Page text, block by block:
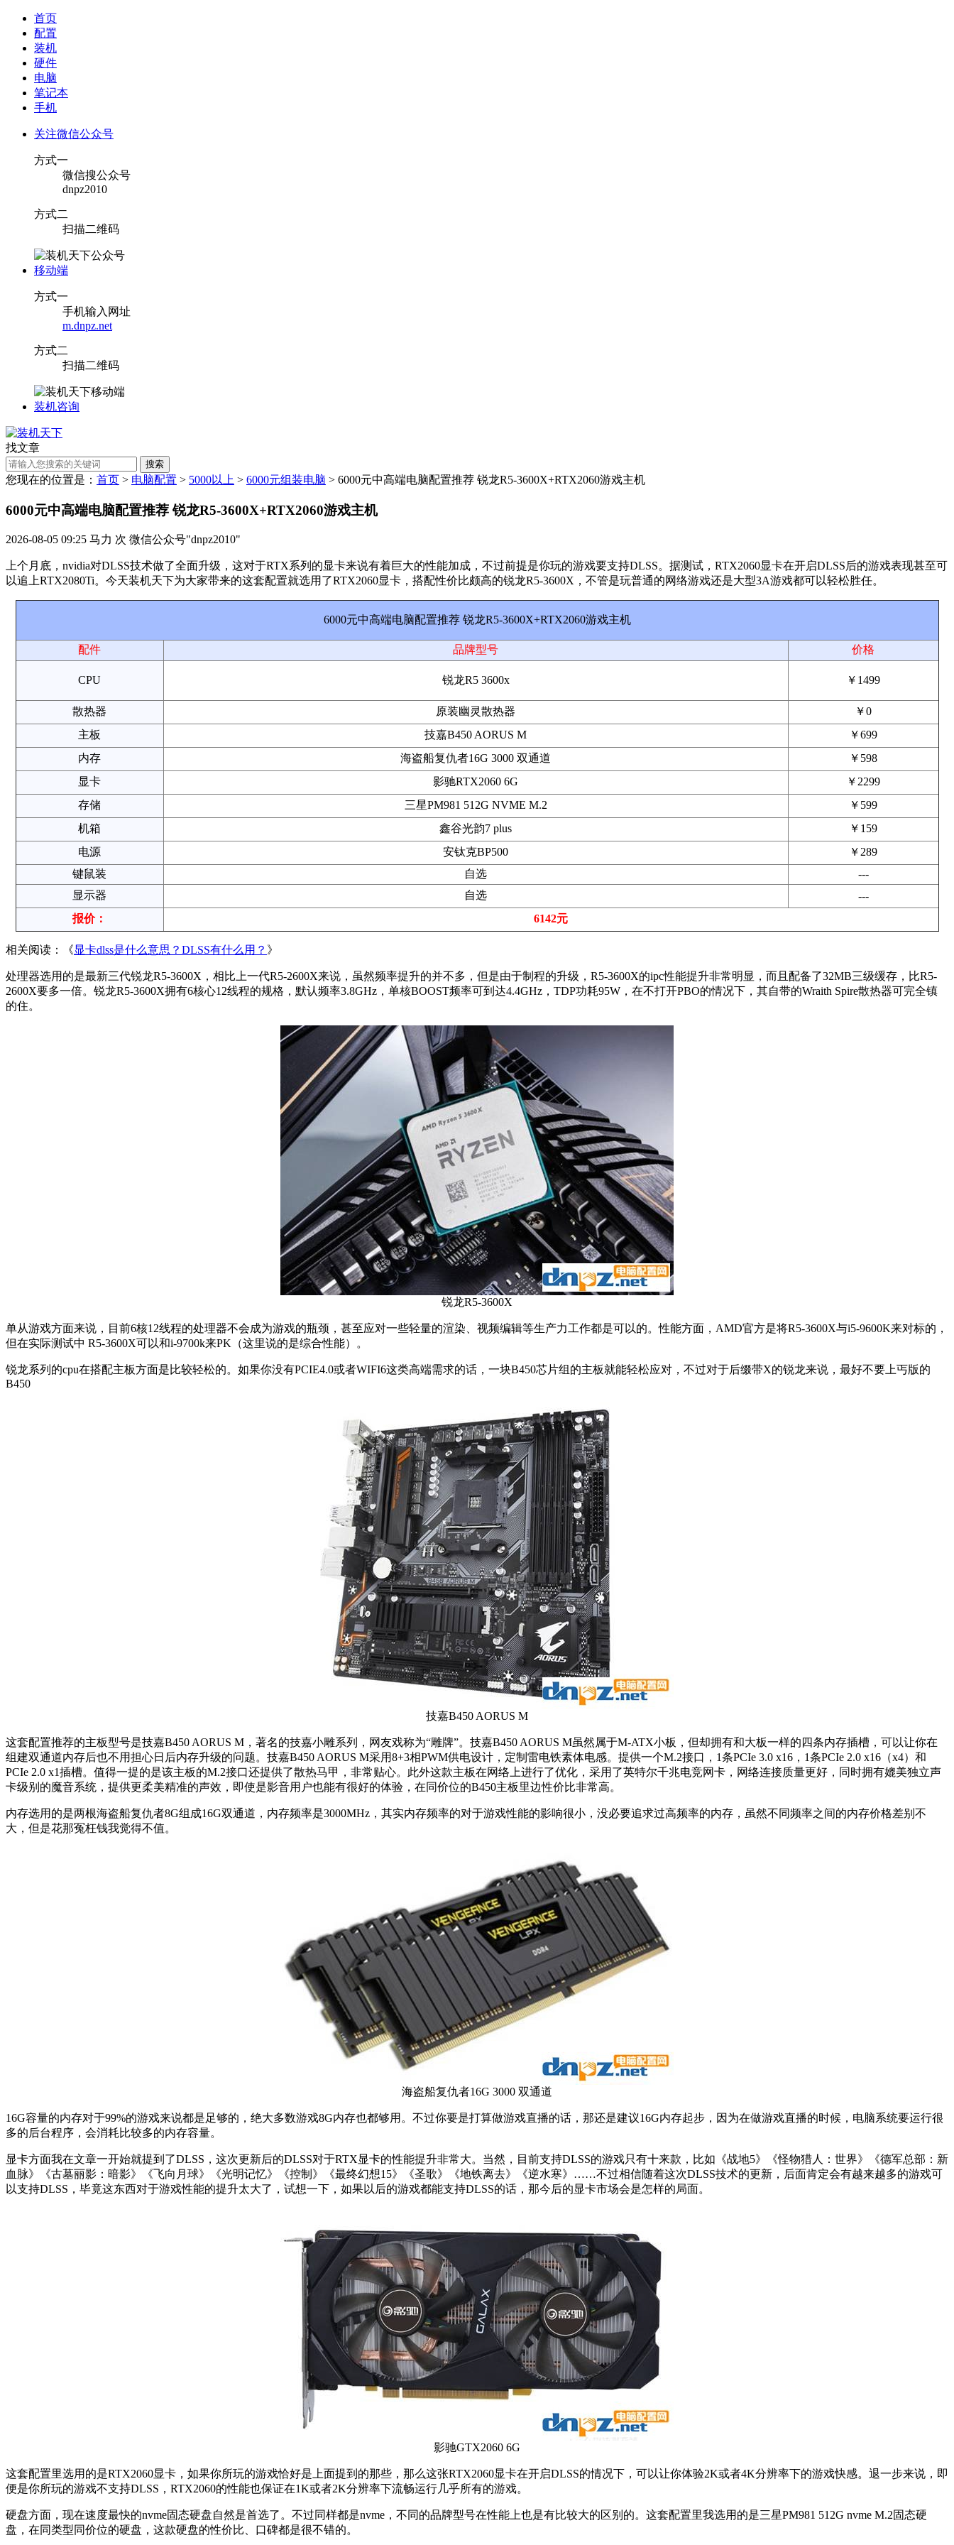
首页
配置
装机
硬件
电脑
笔记本
手机
关注微信公众号
方式一
微信搜公众号
dnpz2010
方式二
扫描二维码
移动端
方式一
手机输入网址
m.dnpz.net
方式二
扫描二维码
装机咨询
找文章
搜索
您现在的位置是： 首页 > 电脑配置 > 5000以上 > 6000元组装电脑 > 6000元中高端电脑配置推荐 锐龙R5-3600X+RTX2060游戏主机
6000元中高端电脑配置推荐 锐龙R5-3600X+RTX2060游戏主机
2026-08-05 09:25 马力 次 微信公众号"dnpz2010"
上个月底，nvidia对DLSS技术做了全面升级，这对于RTX系列的显卡来说有着巨大的性能加成，不过前提是你玩的游戏要支持DLSS。据测试，RTX2060显卡在开启DLSS后的游戏表现甚至可
以追上RTX2080Ti。今天装机天下为大家带来的这套配置就选用了RTX2060显卡，搭配性价比颇高的锐龙R5-3600X，不管是玩普通的网络游戏还是大型3A游戏都可以轻松胜任。
6000元中高端电脑配置推荐 锐龙R5-3600X+RTX2060游戏主机
配件 品牌型号 价格
CPU 锐龙R5 3600x ￥1499
散热器 原装幽灵散热器
￥0
主板
技嘉B450 AORUS M
￥699
内存
海盗船复仇者16G 3000 双通道
￥598
显卡
影驰RTX2060 6G
￥2299
存储
三星PM981 512G NVME M.2
￥599
机箱
鑫谷光韵7 plus
￥159
电源
安钛克BP500
￥289
键鼠装
自选
---
显示器
自选
---
报价：
6142元
相关阅读：《显卡dlss是什么意思？DLSS有什么用？ 》
处理器选用的是最新三代锐龙R5-3600X，相比上一代R5-2600X来说，虽然频率提升的并不多，但是由于制程的升级，R5-3600X的ipc性能提升非常明显，而且配备了32MB三级缓存，比R5-
2600X要多一倍。锐龙R5-3600X拥有6核心12线程的规格，默认频率3.8GHz，单核BOOST频率可到达4.4GHz，TDP功耗95W，在不打开PBO的情况下，其自带的Wraith Spire散热器可完全镇
的住。
锐龙R5-3600X
单从游戏方面来说，目前6核12线程的处理器不会成为游戏的瓶颈，甚至应对一些轻量的渲染、视频编辑等生产力工作都是可以的。性能方面，AMD官方是将R5-3600X与i5-9600K来对标的，
但在实际测试中 R5-3600X可以和i-9700k来PK（这里说的是综合性能）。
锐龙系列的cpu在搭配主板方面是比较轻松的。如果你没有PCIE4.0或者WIFI6这类高端需求的话，一块B450芯片组的主板就能轻松应对，不过对于后缀带X的锐龙来说，最好不要上丐版的
B450
技嘉B450 AORUS M
这套配置推荐的主板型号是技嘉B450 AORUS M，著名的技嘉小雕系列，网友戏称为“雕牌”。技嘉B450 AORUS M虽然属于M-ATX小板，但却拥有和大板一样的四条内存插槽，可以让你在
组建双通道内存后也不用担心日后内存升级的问题。技嘉B450 AORUS M采用8+3相PWM供电设计，定制雷电铁素体电感。提供一个M.2接口，1条PCIe 3.0 x16，1条PCIe 2.0 x16（x4）和
PCIe 2.0 x1插槽。值得一提的是该主板的M.2接口还提供了散热马甲，非常贴心。此外这款主板在网络上进行了优化，采用了英特尔千兆电竞网卡，网络连接质量更好，同时拥有媲美独立声
卡级别的魔音系统，提供更柔美精准的声效，即使是影音用户也能有很好的体验，在同价位的B450主板里边性价比非常高。
内存选用的是两根海盗船复仇者8G组成16G双通道，内存频率是3000MHz，其实内存频率的对于游戏性能的影响很小，没必要追求过高频率的内存，虽然不同频率之间的内存价格差别不
大，但是花那冤枉钱我觉得不值。
海盗船复仇者16G 3000 双通道
16G容量的内存对于99%的游戏来说都是足够的，绝大多数游戏8G内存也都够用。不过你要是打算做游戏直播的话，那还是建议16G内存起步，因为在做游戏直播的时候，电脑系统要运行很
多的后台程序，会消耗比较多的内存容量。
显卡方面我在文章一开始就提到了DLSS，这次更新后的DLSS对于RTX显卡的性能提升非常大。当然，目前支持DLSS的游戏只有十来款，比如《战地5》《怪物猎人：世界》《德军总部：新
血脉》《古墓丽影：暗影》《飞向月球》《光明记忆》《控制》《最终幻想15》《圣歌》《地铁离去》《逆水寒》……不过相信随着这次DLSS技术的更新，后面肯定会有越来越多的游戏可
以支持DLSS，毕竟这东西对于游戏性能的提升太大了，试想一下，如果以后的游戏都能支持DLSS的话，那今后的显卡市场会是怎样的局面。
影驰GTX2060 6G
这套配置里选用的是RTX2060显卡，如果你所玩的游戏恰好是上面提到的那些，那么这张RTX2060显卡在开启DLSS的情况下，可以让你体验2K或者4K分辨率下的游戏快感。退一步来说，即
便是你所玩的游戏不支持DLSS，RTX2060的性能也保证在1K或者2K分辨率下流畅运行几乎所有的游戏。
硬盘方面，现在速度最快的nvme固态硬盘自然是首选了。不过同样都是nvme，不同的品牌型号在性能上也是有比较大的区别的。这套配置里我选用的是三星PM981 512G nvme M.2固态硬
盘，在同类型同价位的硬盘，这款硬盘的性价比、口碑都是很不错的。